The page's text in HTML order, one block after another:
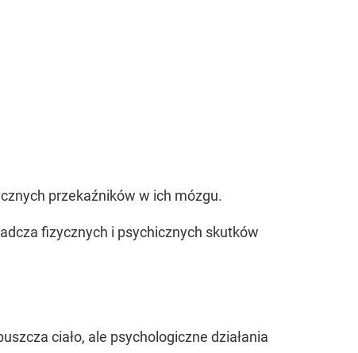
przekaźników w ich mózgu.
fizycznych i psychicznych skutków
ciało, ale psychologiczne działania